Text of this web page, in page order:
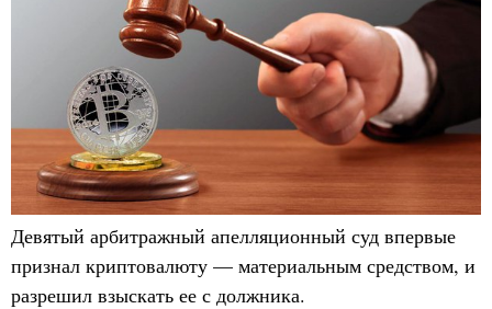
Девятый арбитражный апелляционный суд впервые
признал криптовалюту — материальным средством, и
разрешил взыскать ее с должника.